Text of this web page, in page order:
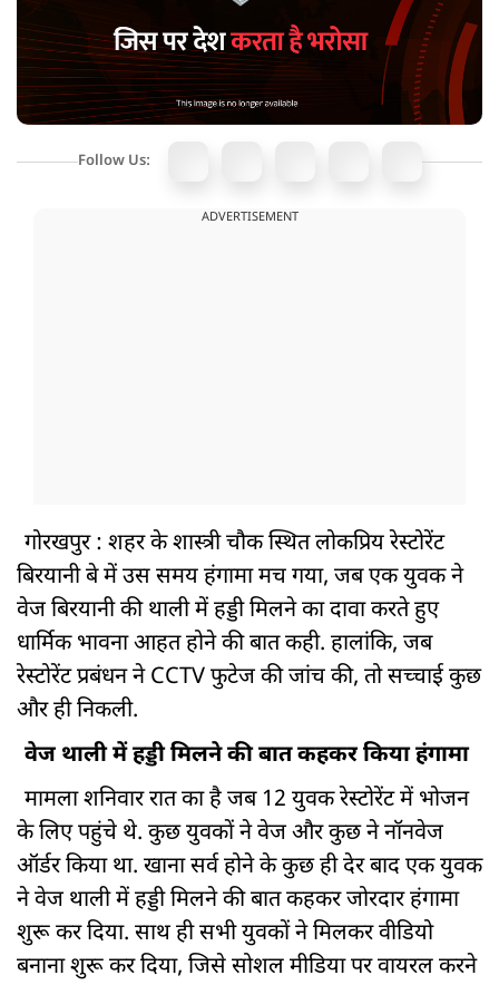
Follow Us:
ADVERTISEMENT
गोरखपुर : शहर के शास्त्री चौक स्थित लोकप्रिय रेस्टोरेंट
बिरयानी बे में उस समय हंगामा मच गया, जब एक युवक ने
वेज बिरयानी की थाली में हड्डी मिलने का दावा करते हुए
धार्मिक भावना आहत होने की बात कही. हालांकि, जब
रेस्टोरेंट प्रबंधन ने CCTV फुटेज की जांच की, तो सच्चाई कुछ
और ही निकली.
वेज थाली में हड्डी मिलने की बात कहकर किया हंगामा
मामला शनिवार रात का है जब 12 युवक रेस्टोरेंट में भोजन
के लिए पहुंचे थे. कुछ युवकों ने वेज और कुछ ने नॉनवेज
ऑर्डर किया था. खाना सर्व होने के कुछ ही देर बाद एक युवक
ने वेज थाली में हड्डी मिलने की बात कहकर जोरदार हंगामा
शुरू कर दिया. साथ ही सभी युवकों ने मिलकर वीडियो
बनाना शुरू कर दिया, जिसे सोशल मीडिया पर वायरल करने